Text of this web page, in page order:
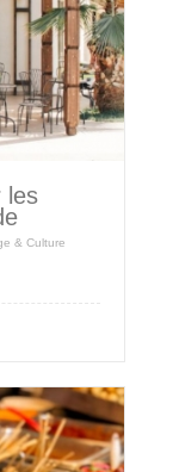
les
& Culture